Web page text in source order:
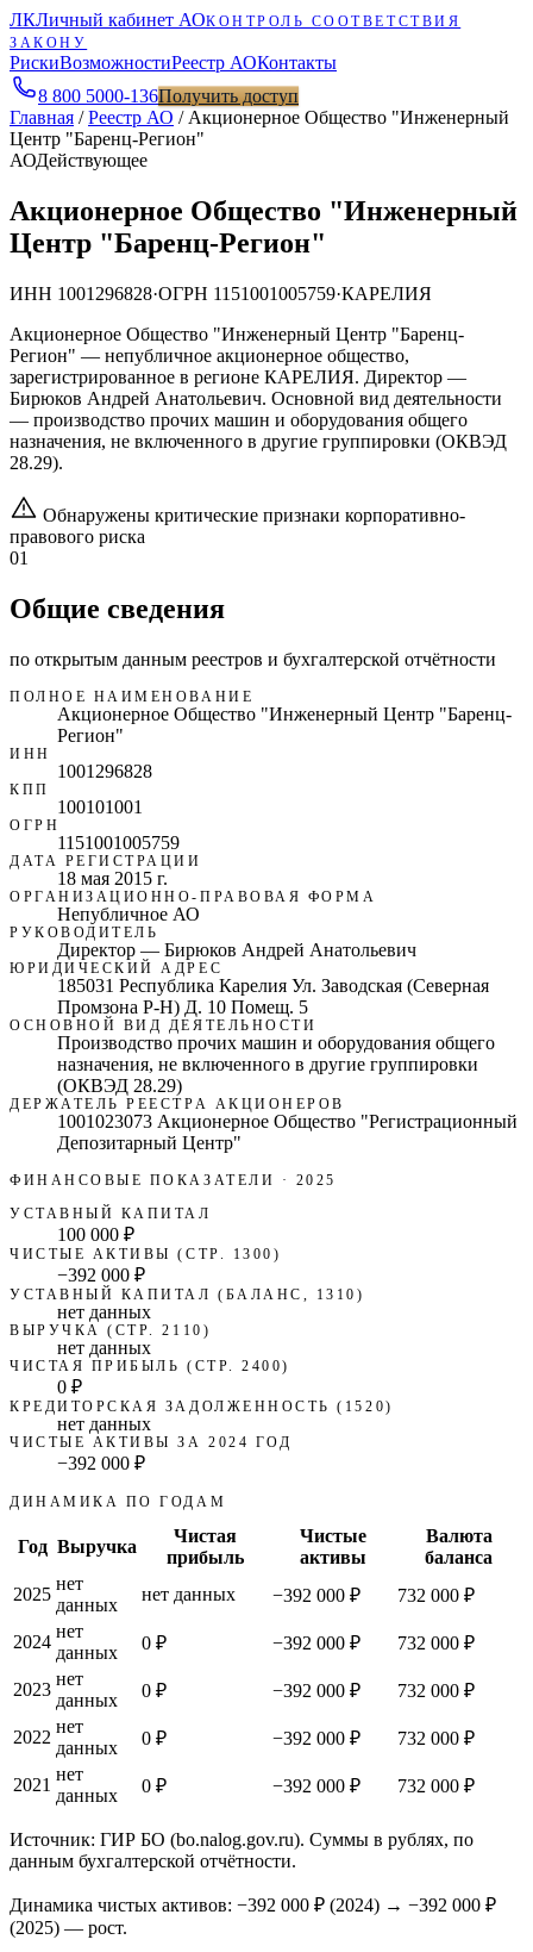
ЛКЛичный кабинет АОКОНТРОЛЬ СООТВЕТСТВИЯ
ЗАКОНУ
РискиВозможностиРеестр АОКонтакты
8 800 5000-136Получить доступ
Главная /Реестр АО / Акционерное Общество "Инженерный
Центр "Баренц-Регион"
АОДействующее
Акционерное Общество "Инженерный
Центр "Баренц-Регион"
ИНН 1001296828·ОГРН 1151001005759·КАРЕЛИЯ
Акционерное Общество "Инженерный Центр "Баренц-
Регион" — непубличное акционерное общество,
зарегистрированное в регионе КАРЕЛИЯ. Директор —
Бирюков Андрей Анатольевич. Основной вид деятельности
— производство прочих машин и оборудования общего
назначения, не включенного в другие группировки (ОКВЭД
28.29).
Обнаружены критические признаки корпоративно-
правового риска
01
Общие сведения
по открытым данным реестров и бухгалтерской отчётности
ПОЛНОЕ НАИМЕНОВАНИЕ
Акционерное Общество "Инженерный Центр "Баренц-
Регион"
ИНН
1001296828
КПП
100101001
ОГРН
1151001005759
ДАТА РЕГИСТРАЦИИ
18 мая 2015 г.
ОРГАНИЗАЦИОННО-ПРАВОВАЯ ФОРМА
Непубличное АО
РУКОВОДИТЕЛЬ
Директор — Бирюков Андрей Анатольевич
ЮРИДИЧЕСКИЙ АДРЕС
185031 Республика Карелия Ул. Заводская (Северная
Промзона Р-Н) Д. 10 Помещ. 5
ОСНОВНОЙ ВИД ДЕЯТЕЛЬНОСТИ
Производство прочих машин и оборудования общего
назначения, не включенного в другие группировки
(ОКВЭД 28.29)
ДЕРЖАТЕЛЬ РЕЕСТРА АКЦИОНЕРОВ
1001023073 Акционерное Общество "Регистрационный
Депозитарный Центр"
ФИНАНСОВЫЕ ПОКАЗАТЕЛИ · 2025
УСТАВНЫЙ КАПИТАЛ
100 000 ₽
ЧИСТЫЕ АКТИВЫ (СТР. 1300)
−392 000 ₽
УСТАВНЫЙ КАПИТАЛ (БАЛАНС, 1310)
нет данных
ВЫРУЧКА (СТР. 2110)
нет данных
ЧИСТАЯ ПРИБЫЛЬ (СТР. 2400)
0 ₽
КРЕДИТОРСКАЯ ЗАДОЛЖЕННОСТЬ (1520)
нет данных
ЧИСТЫЕ АКТИВЫ ЗА 2024 ГОД
−392 000 ₽
ДИНАМИКА ПО ГОДАМ
Год Выручка
Чистая
прибыль
Чистые
активы
Валюта
баланса
2025
нет
данных
нет данных −392 000 ₽ 732 000 ₽
2024
нет
данных
0 ₽ −392 000 ₽ 732 000 ₽
2023
нет
данных
0 ₽ −392 000 ₽ 732 000 ₽
2022
нет
данных
0 ₽ −392 000 ₽ 732 000 ₽
2021
нет
данных
0 ₽ −392 000 ₽ 732 000 ₽
Источник: ГИР БО (bo.nalog.gov.ru). Суммы в рублях, по
данным бухгалтерской отчётности.
Динамика чистых активов: −392 000 ₽ (2024) → −392 000 ₽
(2025) — рост.